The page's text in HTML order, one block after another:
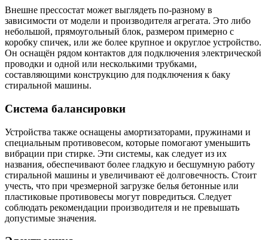
Внешне прессостат может выглядеть по-разному в
зависимости от модели и производителя агрегата. Это либо
небольшой, прямоугольный блок, размером примерно с
коробку спичек, или же более крупное и округлое устройство.
Он оснащён рядом контактов для подключения электрической
проводки и одной или несколькими трубками,
составляющими конструкцию для подключения к баку
стиральной машины.
Система балансировки
Устройства также оснащены амортизаторами, пружинами и
специальным противовесом, которые помогают уменьшить
вибрации при стирке. Эти системы, как следует из их
названия, обеспечивают более гладкую и бесшумную работу
стиральной машины и увеличивают её долговечность. Стоит
учесть, что при чрезмерной загрузке белья бетонные или
пластиковые противовесы могут повредиться. Следует
соблюдать рекомендации производителя и не превышать
допустимые значения.